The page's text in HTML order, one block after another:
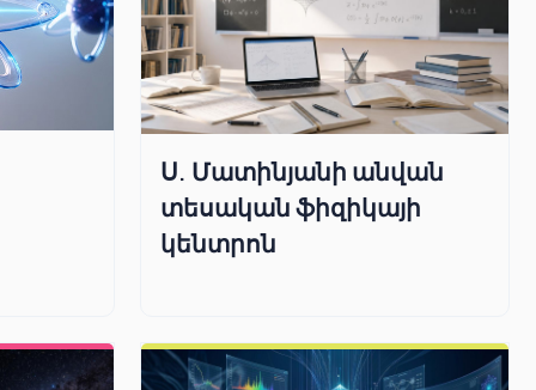
Ս. Մատինյանի անվան
տեսական ֆիզիկայի
կենտրոն